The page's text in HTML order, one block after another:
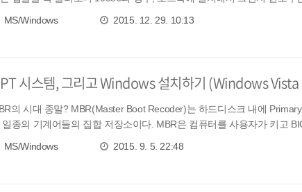
MS/Windows
2015. 12. 29. 10:13
시스템, 그리고 Windows 설치하기 (Windows Vista
의 시대 종말? MBR(Master Boot Recoder)는 하드디스크 내에
일종의 기계어들의 집합 저장소이다. MBR은 컴퓨터를 사용자가 키고
MS/Windows
2015. 9. 5. 22:48